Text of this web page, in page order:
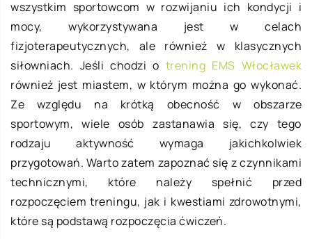
wszystkim sportowcom w rozwijaniu ich kondycji i
mocy, wykorzystywana jest w celach
fizjoterapeutycznych, ale również w klasycznych
siłowniach. Jeśli chodzi o trening EMS Włocławek
również jest miastem, w którym można go wykonać.
Ze względu na krótką obecność w obszarze
sportowym, wiele osób zastanawia się, czy tego
rodzaju aktywność wymaga jakichkolwiek
przygotowań. Warto zatem zapoznać się z czynnikami
technicznymi, które należy spełnić przed
rozpoczęciem treningu, jak i kwestiami zdrowotnymi,
które są podstawą rozpoczęcia ćwiczeń.